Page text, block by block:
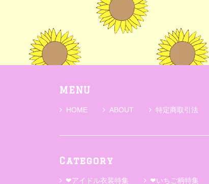
MENU
HOME ABOUT 特定商取引法
Category
❤アイドル衣装特集 ❤いちご柄特集